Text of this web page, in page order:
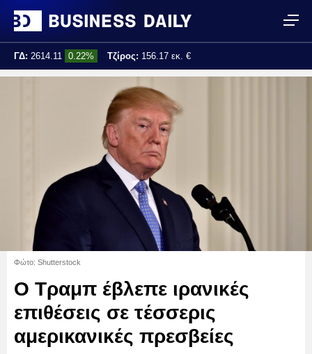
ΓΔ: 2614.11 0.22% Τζίρος: 156.17 εκ. €
Φώτο: Shutterstock
Ο Τραμπ έβλεπε ιρανικές
επιθέσεις σε τέσσερις
αμερικανικές πρεσβείες